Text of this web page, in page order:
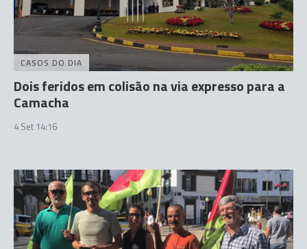
CASOS DO DIA
Dois feridos em colisão na via expresso para a
Camacha
4 Set 14:16